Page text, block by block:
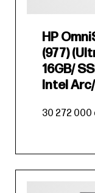
HP
(977)
16GB/
Intel Arc/
30 272 000